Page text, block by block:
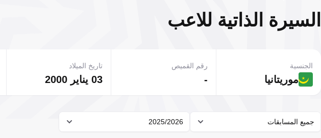
السيرة الذاتية للاعب
موريتانيا
الجنسية
-
رقم القميص
03 يناير 2000
تاريخ الميلاد
جميع المسابقات 2025/2026